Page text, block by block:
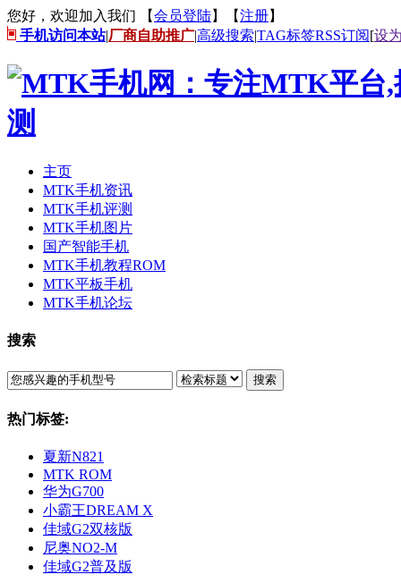
您好，欢迎加入我们 【会员登陆】【注册】
手机访问本站|厂商自助推广|高级搜索|TAG标签RSS订阅[设
主页
MTK手机资讯
MTK手机评测
MTK手机图片
国产智能手机
MTK手机教程ROM
MTK平板手机
MTK手机论坛
搜索
搜索
热门标签:
夏新N821
MTK ROM
华为G700
小霸王DREAM X
佳域G2双核版
尼奥NO2-M
佳域G2普及版